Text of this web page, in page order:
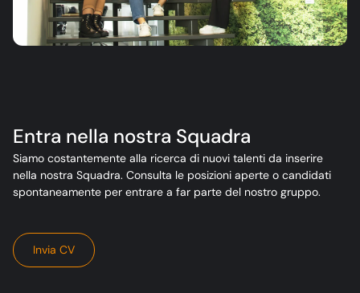
Entra nella nostra Squadra
Siamo costantemente alla ricerca di nuovi talenti da inserire
nella nostra Squadra. Consulta le posizioni aperte o candidati
spontaneamente per entrare a far parte del nostro gruppo.
Invia CV